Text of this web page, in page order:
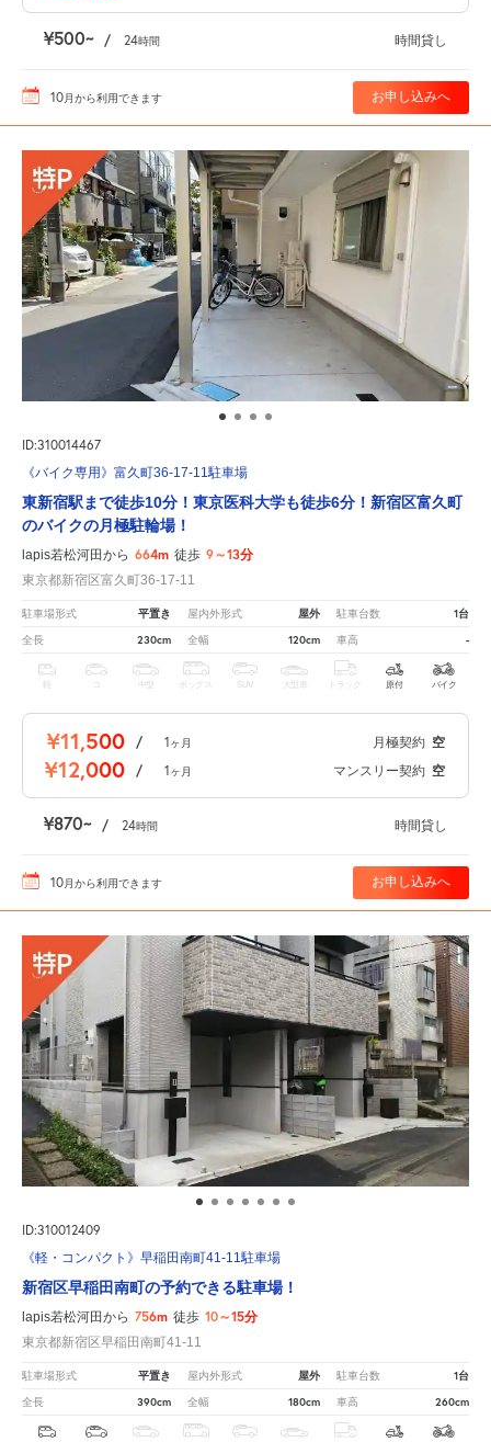
¥500 / 24時間 時間貸し
10月から利用できます お申し込みへ
ID:310014467
《バイク専用》富久町36-17-11駐車場
東新宿駅まで徒歩10分！東京医科大学も徒歩6分！新宿区富久町
のバイクの月極駐輪場！
lapis若松河田から 664m 徒歩 9～13分
東京都新宿区富久町36-17-11
駐車場形式 平置き 屋内外形式 屋外 駐車台数 1台
全長 230cm 全幅 120cm 車高 -
軽 中型 ボックス SUV 大型車 トラック 原付 バイク
¥11,500 / 1ヶ月 月極契約 空
¥12,000 / 1ヶ月 マンスリー契約 空
¥870 / 24時間 時間貸し
10月から利用できます お申し込みへ
ID:310012409
《軽・コンパクト》早稲田南町41-11駐車場
新宿区早稲田南町の予約できる駐車場！
lapis若松河田から 756m 徒歩 10～15分
東京都新宿区早稲田南町41-11
駐車場形式 平置き 屋内外形式 屋外 駐車台数 1台
全長 390cm 全幅 180cm 車高 260cm